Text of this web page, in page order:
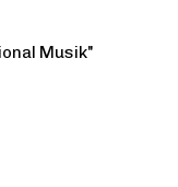
Musik"